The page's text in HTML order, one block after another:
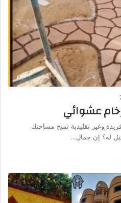
عشوائي
فريدة وغير تقليدية تمنح مساحتك
مثيل له؟ إن جمال…